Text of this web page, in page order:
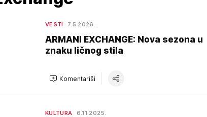
VESTI 7.5.2026.
ARMANI EXCHANGE: Nova sezona u
znaku ličnog stila
Komentariši
KULTURA 6.11.2025.